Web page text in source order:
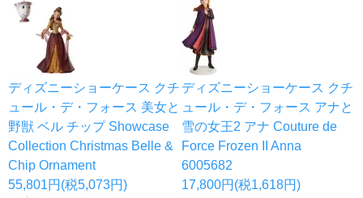
ディズニーショーケース クチ
ュール・デ・フォース 美女と
野獣 ベル チップ Showcase
Collection Christmas Belle &
Chip Ornament
55,801円(税5,073円)
ディズニーショーケース クチ
ュール・デ・フォース アナと
雪の女王2 アナ Couture de
Force Frozen II Anna
6005682
17,800円(税1,618円)